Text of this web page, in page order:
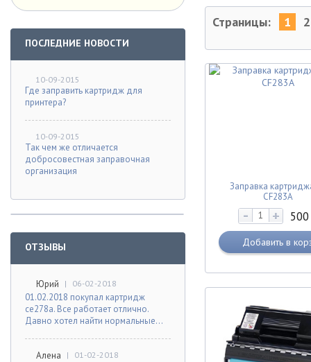
ПОСЛЕДНИЕ НОВОСТИ
10-09-2015
Где заправить картридж для
принтера?
10-09-2015
Так чем же отличается
добросовестная заправочная
организация
ОТЗЫВЫ
Юрий | 06-02-2018
01.02.2018 покупал картридж
ce278a. Все работает отлично.
Давно хотел найти нормальные...
Алена | 01-02-2018
Страницы: 1 2
Заправка
CF283A
- +
Добавить в